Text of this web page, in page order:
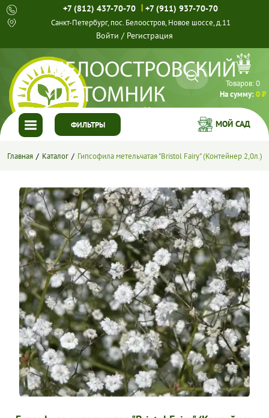
+7 (812) 437-70-70 | +7 (911) 937-70-70
Санкт-Петербург, пос. Белоостров, Новое шоссе, д.11
Войти / Регистрация
Товаров:0
На сумму:0 ₽
ФИЛЬТРЫ
ГЛАВНАЯ
СПЕЦПРЕДЛОЖЕНИЯ
ГОТОВЫЕ РЕШЕНИЯ
О НАС
УСЛОВИЯ РАБОТЫ
КОНТАКТЫ
МОЙ САД
Главная Каталог Гипсофила метельчатая "Bristol Fairy" (Контейнер 2,0л.)